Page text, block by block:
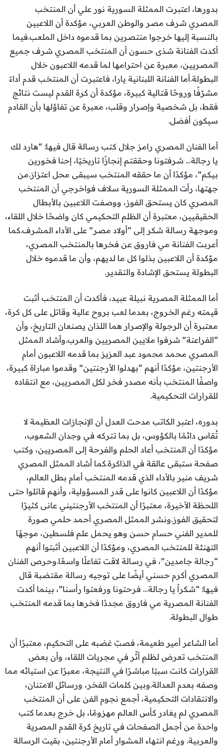
بدورها، اعتبرت الممثلة السورية نور علي أن المنتخب
المصري شرف مصر والوطن العربي، مؤكدة أن اللاعبين
بالنسبة إليها خرجوا منتصرين بما قدموه داخل الملعب.فيما
أكدت الفنانة شذى حسون أن المنتخب المصري شرف جميع
المصريين، معبرة عن احترامها لما قدمه اللاعبون خلال
البطولة.أما الفنانة اللبنانية يارا، فاعتبرت أن المنتخب قدم أداءً
مشرّفًا وروحًا قتالية كبيرة، مؤكدة أن كرة القدم ليست نتائج
فقط، بل شخصية وإصرار وقلب، معبرة عن تفاؤلها بأن القادم
سيكون أفضل.
أما الفنان المصري رامز جلال كتب رسالة قال فيها: “هارد لك
يا رجالة… شرفتونا وحققتم إنجازًا تاريخيًا، إحنا فخورين
بيكم”، مؤكدًا أن ما حققه المنتخب سيبقى محل اعتزاز.من
جهتها، رأت الممثلة السورية سلاف فواخرجي أن المنتخب
المصري كان يستحق الفوز، ووصفت اللاعبين بالأبطال
الحقيقيين، معتبرة أن الظلم التحكيمي كان واضحًا خلال اللقاء،
وموجهة رسالة شكر إلى “أولاد مصر” على الأداء المشرف.كما
أعربت الفنانة مي فاروق عن فخرها بالمنتخب المصري،
مؤكدة أن اللاعبين بذلوا كل ما لديهم، وأن ما قدموه خلال
البطولة يستحق الإشادة والتقدير.
أما الممثلة المصرية نبيلة عبيد، فأكدت أن المنتخب أثبت
قيمته رغم الخروج، بعدما لعب بروح عالية وقاتل على كل كرة،
معتبرة أن الرجولة والإصرار هما اللذان يصنعان التاريخ، وأن
“الفراعنة” شرفوا ملايين المصريين والعرب.وأشاد الممثل
المصري محمد محمود عبد العزيز بما قدمه اللاعبون أمام
الأرجنتين، مؤكدًا أنهم “بهدلوا الأرجنتين” وقدموا مباراة كبيرة،
واصفًا المنتخب بأنه مصدر فخر لكل المصريين، مع انتقاده
للقرارات التحكيمية.
بدوره، اعتبر الكاتب مدحت العدل أن الإنجازات العظيمة لا
تُقاس دائمًا بالكؤوس، بل بما تتركه في وجدان الشعوب،
مؤكدًا أن المنتخب أعاد الحلم والفرحة إلى المصريين، وكتب
صفحة ستبقى عالقة في الذاكرة.كما أشاد الممثل المصري
شريف منير بالأداء الذي قدمه المنتخب أمام بطل العالم،
مؤكدًا أن اللاعبين كانوا على قدر المسؤولية، وأنهم قاتلوا حتى
اللحظة الأخيرة، معتبرًا أن المنتخب الأرجنتيني عانى كثيرًا
لتحقيق الفوز.ونشر الممثل المصري أحمد حلمي صورة
للمدير الفني حسام حسن وهو يحمل علم فلسطين، موجهًا
التهنئة للمنتخب المصري، ومؤكدًا أن اللاعبين أثبتوا أنهم
“رجالة جامدين”، في رسالة لاقت تفاعلًا واسعًا.وحرص الفنان
المصري أكرم حسني أيضًا على توجيه رسالة مقتضبة قال
فيها: “شكراً يا رجالة… فرحتونا ورفعتوا رأسنا”، بينما أكدت
الفنانة المصرية مي فاروق مجددًا فخرها بما قدمه المنتخب
طوال البطولة.
أما الشاعر أمير طعيمة، فصبّ غضبه على التحكيم، معتبرًا أن
المنتخب تعرض لظلم أثّر في مجريات اللقاء، وأن بعض
القرارات كانت سببًا مباشرًا في النتيجة، معبرًا عن استيائه مما
وصفه بعدم العدالة.وبين كلمات الفخر، ورسائل الامتنان،
والانتقادات التحكيمية، أجمع نجوم الفن على أن المنتخب
المصري لم يغادر كأس العالم مهزومًا، بل خرج بعدما كتب
واحدة من أجمل الصفحات في تاريخ كرة القدم المصرية
والعربية. ورغم انتهاء المشوار أمام الأرجنتين، بقيت الرسالة